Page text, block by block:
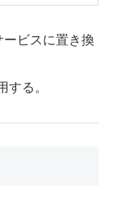
ビスに置き換
する。